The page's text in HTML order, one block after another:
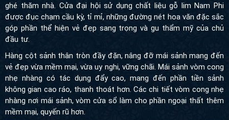
ghé thăm nhà. Cửa đại hội sử dụng chất liệu gỗ lim Nam Phi
được đục chạm cầu kỳ, tỉ mỉ, những đường nét hoa văn đặc sắc
góp phần thể hiện vẻ đẹp sang trọng và gu thẩm mỹ của chủ
đầu tư.
Hàng cột sảnh thân tròn đầy đặn, nâng đỡ mái sảnh mang đến
vẻ đẹp vừa mềm mại, vừa uy nghi, vững chãi. Mái sảnh vòm cong
nhẹ nhàng có tác dụng đẩy cao, mang đến phần tiền sảnh
không gian cao ráo, thanh thoát hơn. Các chi tiết vòm cong nhẹ
nhàng nơi mái sảnh, vòm cửa sổ làm cho phần ngoại thất thêm
mềm mại, quyến rũ hơn.